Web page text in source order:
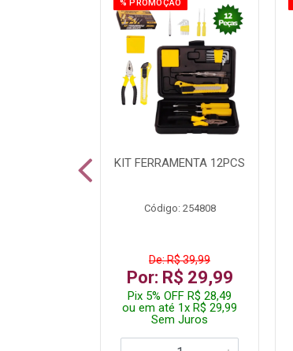
% PROMOÇÃO
KIT FERRAMENTA 12PCS
Código: 254808
De: R$ 39,99
Por: R$ 29,99
Pix 5% OFF R$ 28,49
ou em até 1x R$ 29,99
Sem Juros